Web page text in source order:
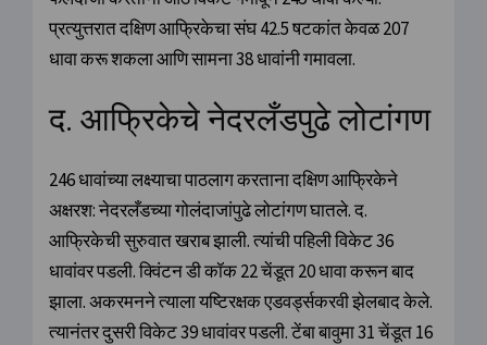
प्रत्युत्तरात दक्षिण आफ्रिकेचा संघ 42.5 षटकांत केवळ 207
धावा करू शकला आणि सामना 38 धावांनी गमावला.
द. आफ्रिकेचे नेदरलँडपुढे लोटांगण
246 धावांच्या लक्ष्याचा पाठलाग करताना दक्षिण आफ्रिकेने
अक्षरश: नेदरलँडच्या गोलंदाजांपुढे लोटांगण घातले. द.
आफ्रिकेची सुरुवात खराब झाली. त्यांची पहिली विकेट 36
धावांवर पडली. क्विंटन डी कॉक 22 चेंडूत 20 धावा करून बाद
झाला. अकरमनने त्याला यष्टिरक्षक एडवर्ड्सकरवी झेलबाद केले.
त्यानंतर दुसरी विकेट 39 धावांवर पडली. टेंबा बावुमा 31 चेंडूत 16